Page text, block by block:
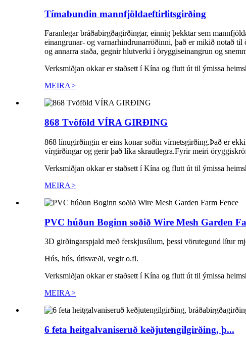
Tímabundin mannfjöldaeftirlitsgirðing
Faranlegar bráðabirgðagirðingar, einnig þekktar sem
einangrunar- og varnarhindrunarröðinni, það er mikið notað
og annarra staða, gegnir hlutverki í öryggiseinangrun og
Verksmiðjan okkar er staðsett í Kína og flutt út til ýmissa
MEIRA>
868 Tvöföld VÍRA GIRÐING
868 línugirðingin er eins konar soðin vírnetsgirðing.Það er
vírgirðingar og gerir það líka skrautlegra.Fyrir meiri
Verksmiðjan okkar er staðsett í Kína og flutt út til ýmissa
MEIRA>
PVC húðun Boginn soðið Wire Mesh Garden
3D girðingarspjald með ferskjusúlum, þessi vörutegund lítur
Hús, hús, útisvæði, vegir o.fl.
Verksmiðjan okkar er staðsett í Kína og flutt út til ýmissa
MEIRA>
6 feta heitgalvaniseruð keðjutengilgirðing, þ...